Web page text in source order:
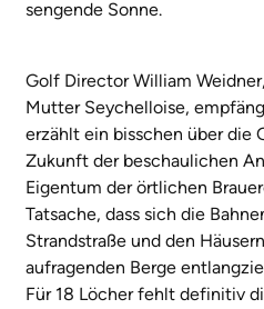
sengende Sonne.
Golf Director William
Mutter Seychelloise,
erzählt ein bisschen über die
Zukunft der beschaulichen
Eigentum der örtlichen
Tatsache, dass sich die
Strandstraße und den
aufragenden Berge
Für 18 Löcher fehlt definitiv